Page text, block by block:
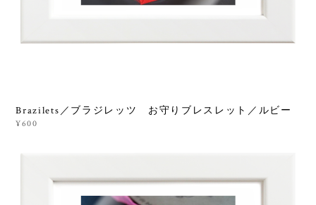
Brazilets／ブラジレッツ お守りブレスレット／ルビー
¥600